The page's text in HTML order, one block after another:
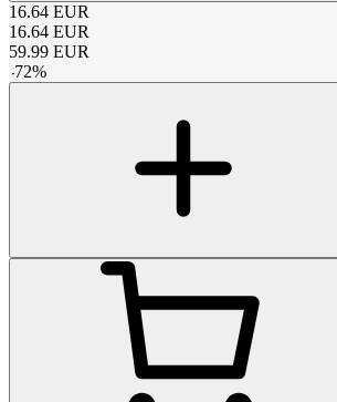
16.64 EUR
16.64 EUR
59.99 EUR
-72%